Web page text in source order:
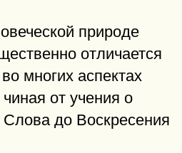
природе
отличается
многих аспектах
от учения о
до Воскресения